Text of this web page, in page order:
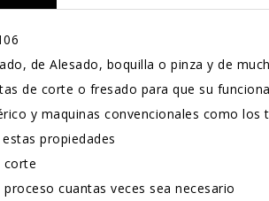
de Alesado, boquilla o pinza y de
de corte o fresado para que su
y maquinas convencionales como los
propiedades
corte
cuantas veces sea necesario